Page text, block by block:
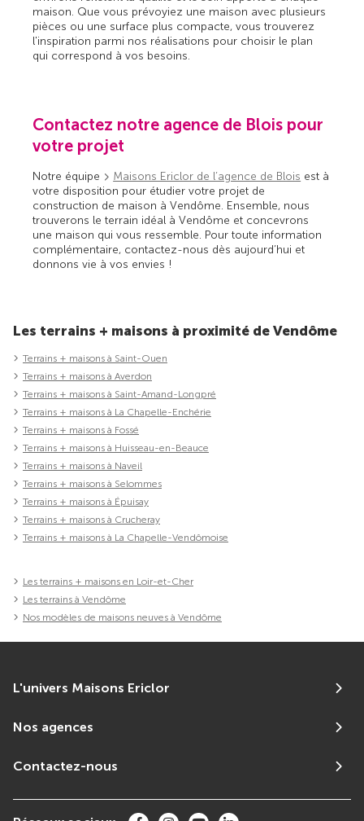
maison. Que vous prévoyiez une maison avec plusieurs
pièces ou une surface plus compacte, vous trouverez
l'inspiration parmi nos réalisations pour choisir le plan
qui correspond à vos besoins.
Contactez notre agence de Blois pour
votre projet
Notre équipe Maisons Ericlor de l’agence de Blois est à
votre disposition pour étudier votre projet de
construction de maison à Vendôme. Ensemble, nous
trouverons le terrain idéal à Vendôme et concevrons
une maison qui vous ressemble. Pour toute information
complémentaire, contactez-nous dès aujourd’hui et
donnons vie à vos envies !
Les terrains + maisons à proximité de Vendôme
Terrains + maisons à Saint-Ouen
Terrains + maisons à Averdon
Terrains + maisons à Saint-Amand-Longpré
Terrains + maisons à La Chapelle-Enchérie
Terrains + maisons à Fossé
Terrains + maisons à Huisseau-en-Beauce
Terrains + maisons à Naveil
Terrains + maisons à Selommes
Terrains + maisons à Épuisay
Terrains + maisons à Crucheray
Terrains + maisons à La Chapelle-Vendômoise
Les terrains + maisons en Loir-et-Cher
Les terrains à Vendôme
Nos modèles de maisons neuves à Vendôme
L'univers Maisons Ericlor
Nos agences
Contactez-nous